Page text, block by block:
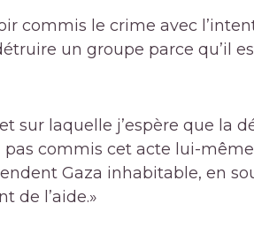
commis le crime avec
un groupe parce qu’il
sur laquelle j’espère que la
pas commis cet acte lui-
Gaza inhabitable, en
de l’aide.»